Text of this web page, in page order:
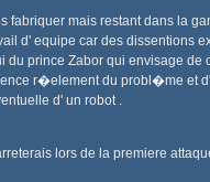
fabriquer mais restant dans la
d' equipe car des dissentions
prince Zabor qui envisage de
r�element du probl�me et
d' un robot .
lors de la premiere